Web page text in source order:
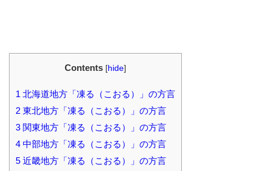
Contents [hide]
1 北海道地方「凍る（こおる）」の方言
2 東北地方「凍る（こおる）」の方言
3 関東地方「凍る（こおる）」の方言
4 中部地方「凍る（こおる）」の方言
5 近畿地方「凍る（こおる）」の方言